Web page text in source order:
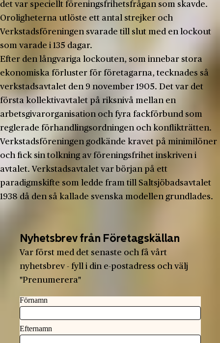
det var speciellt föreningsfrihetsfrågan som skavde.
Oroligheterna utlöste ett antal strejker och
Verkstadsföreningen svarade till slut med en lockout
som varade i 135 dagar.
Efter den långvariga lockouten, som innebar stora
ekonomiska förluster för företagarna, tecknades så
verkstadsavtalet den 9 november 1905. Det var det
första kollektivavtalet på riksnivå mellan en
arbetsgivarorganisation och fyra fackförbund som
reglerade förhandlingsordningen och konflikträtten.
Verkstadsföreningen godkände kravet på minimilöner
och fick sin tolkning av föreningsfrihet inskriven i
avtalet. Verkstadsavtalet var början på ett
paradigmskifte som ledde fram till Saltsjöbadsavtalet
1938 då den så kallade svenska modellen grundlades.
Nyhetsbrev från Företagskällan
Var först med det senaste och få vårt
nyhetsbrev - fyll i din e-postadress och välj
"Prenumerera"